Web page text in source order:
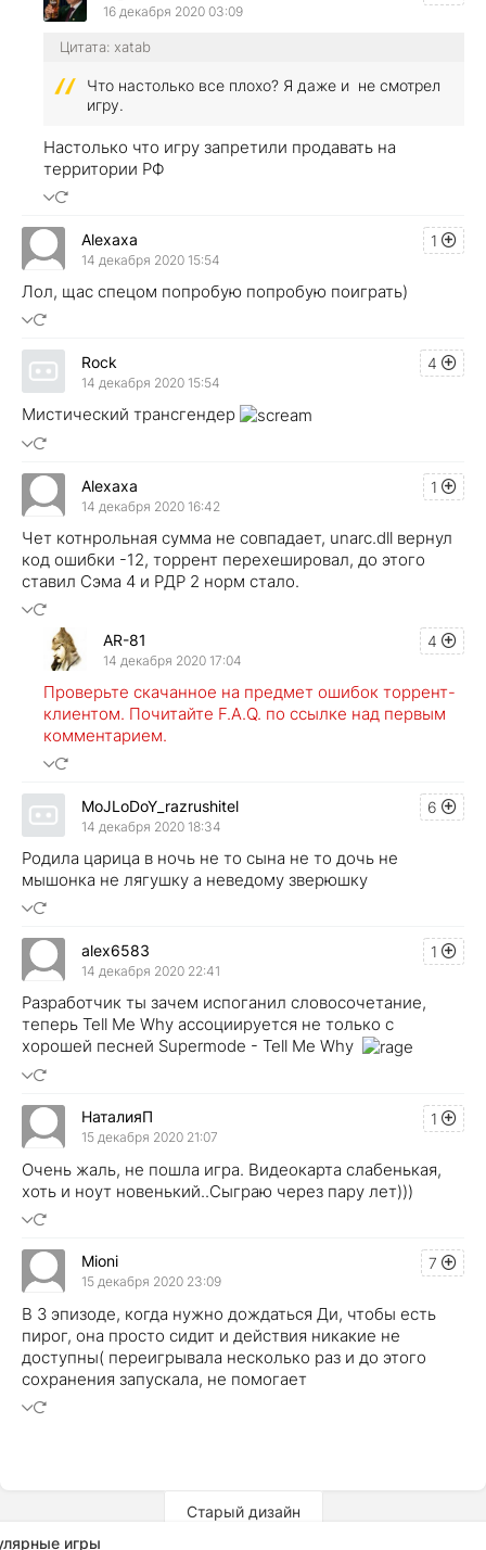
16 декабря 2020 03:09
Цитата: xatab
Что настолько все плохо? Я даже и не смотрел
игру.
Настолько что игру запретили продавать на
территории РФ
1
Alexaxa
14 декабря 2020 15:54
Лол, щас спецом попробую попробую поиграть)
4
Rock
14 декабря 2020 15:54
Мистический трансгендер
1
Alexaxa
14 декабря 2020 16:42
Чет котнрольная сумма не совпадает, unarc.dll вернул
код ошибки -12, торрент перехешировал, до этого
ставил Сэма 4 и РДР 2 норм стало.
4
AR-81
14 декабря 2020 17:04
Проверьте скачанное на предмет ошибок торрент-
клиентом. Почитайте F.A.Q. по ссылке над первым
комментарием.
6
MoJLoDoY_razrushitel
14 декабря 2020 18:34
Родила царица в ночь не то сына не то дочь не
мышонка не лягушку а неведому зверюшку
1
alex6583
14 декабря 2020 22:41
Разработчик ты зачем испоганил словосочетание,
теперь Tell Me Why ассоциируется не только с
хорошей песней Supermode - Tell Me Why
1
НаталияП
15 декабря 2020 21:07
Очень жаль, не пошла игра. Видеокарта слабенькая,
хоть и ноут новенький..Сыграю через пару лет)))
7
Mioni
15 декабря 2020 23:09
В 3 эпизоде, когда нужно дождаться Ди, чтобы есть
пирог, она просто сидит и действия никакие не
доступны( переигрывала несколько раз и до этого
сохранения запускала, не помогает
Старый дизайн
игры